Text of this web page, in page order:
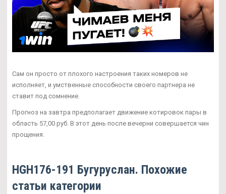
Сам он просто от плохого настроения таких номеров не
исполняет, и умственные способности своего партнера не
ставит под сомнение.
Прогноз на завтра предполагает движение котировок пары в
область 57,00 руб. В этот день после вечерни совершается чин
прощения.
HGH176-191 Бугуруслан. Похожие
статьи категории